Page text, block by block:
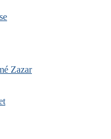
Zazar